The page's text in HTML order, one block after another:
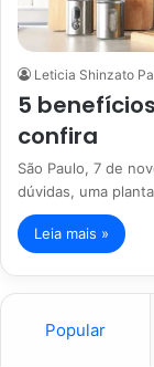
Leticia Shinzato
5
confira
São Paulo, 7 de
dúvidas, uma
Leia mais »
Popular